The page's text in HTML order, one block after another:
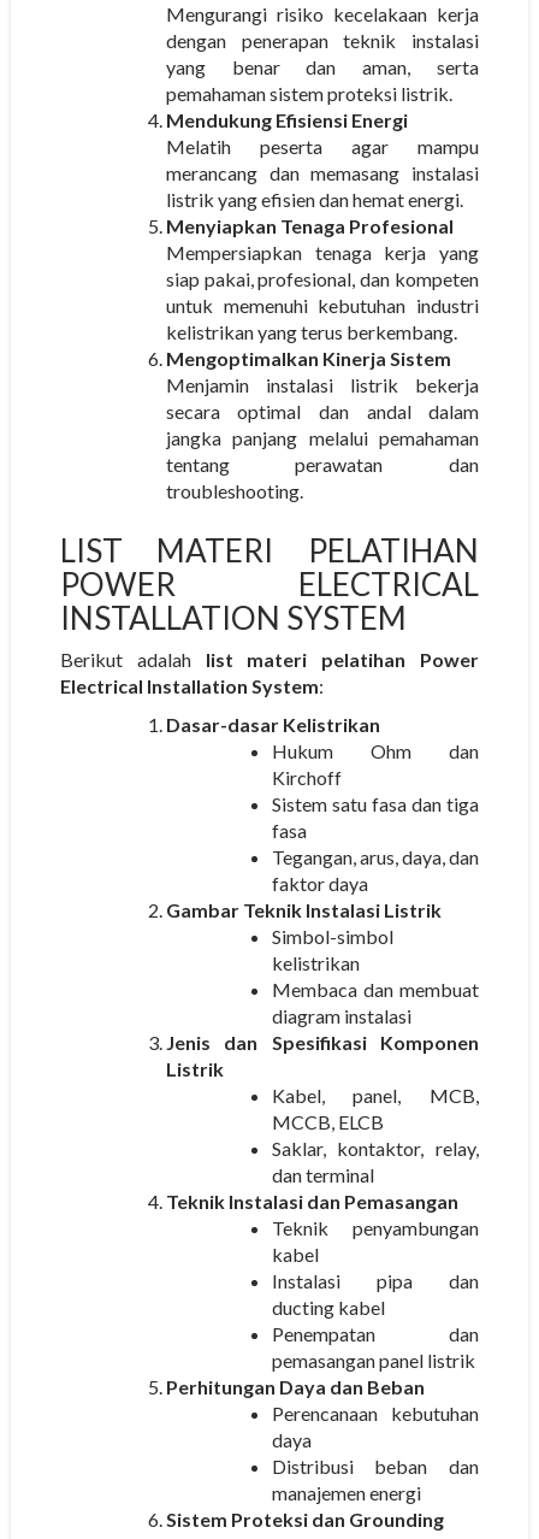
Mengurangi risiko kecelakaan kerja
dengan penerapan teknik instalasi
yang benar dan aman, serta
pemahaman sistem proteksi listrik.
Mendukung Efisiensi Energi
Melatih peserta agar mampu
merancang dan memasang instalasi
listrik yang efisien dan hemat energi.
Menyiapkan Tenaga Profesional
Mempersiapkan tenaga kerja yang
siap pakai, profesional, dan kompeten
untuk memenuhi kebutuhan industri
kelistrikan yang terus berkembang.
Mengoptimalkan Kinerja Sistem
Menjamin instalasi listrik bekerja
secara optimal dan andal dalam
jangka panjang melalui pemahaman
tentang perawatan dan
troubleshooting.
LIST MATERI PELATIHAN
POWER ELECTRICAL
INSTALLATION SYSTEM
Berikut adalah list materi pelatihan Power
Electrical Installation System:
Dasar-dasar Kelistrikan
Hukum Ohm dan
Kirchoff
Sistem satu fasa dan tiga
fasa
Tegangan, arus, daya, dan
faktor daya
Gambar Teknik Instalasi Listrik
Simbol-simbol
kelistrikan
Membaca dan membuat
diagram instalasi
Jenis dan Spesifikasi Komponen
Listrik
Kabel, panel, MCB,
MCCB, ELCB
Saklar, kontaktor, relay,
dan terminal
Teknik Instalasi dan Pemasangan
Teknik penyambungan
kabel
Instalasi pipa dan
ducting kabel
Penempatan dan
pemasangan panel listrik
Perhitungan Daya dan Beban
Perencanaan kebutuhan
daya
Distribusi beban dan
manajemen energi
Sistem Proteksi dan Grounding